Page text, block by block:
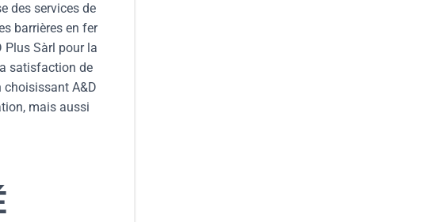
des services de
barrières en fer
Plus Sàrl pour la
satisfaction de
choisissant A&D
mais aussi